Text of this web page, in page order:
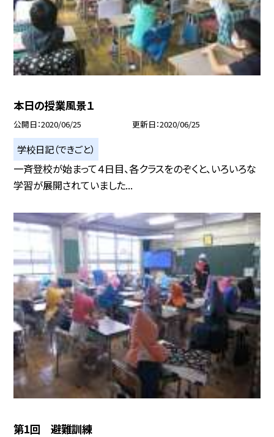
本日の授業風景１
公開日 2020/06/25 更新日 2020/06/25
学校日記（できごと）
一斉登校が始まって４日目、各クラスをのぞくと、いろいろな
学習が展開されていました...
第1回 避難訓練